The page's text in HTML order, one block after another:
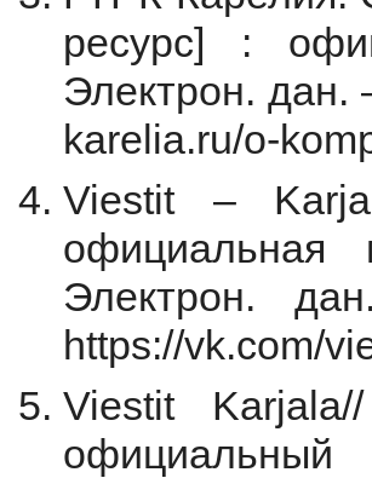
ресурс] :
Электрон. дан.
karelia.ru/o-
Viestit –
официальная
Электрон.
https://vk.com/
Viestit